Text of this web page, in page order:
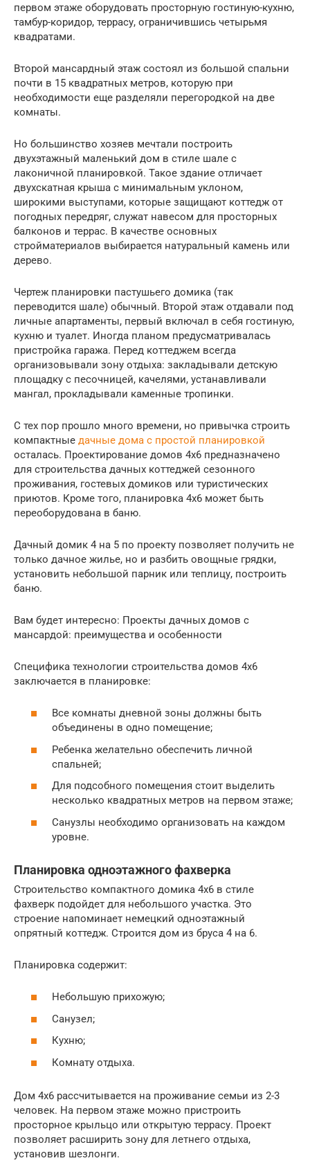
первом этаже оборудовать просторную гостиную-кухню,
тамбур-коридор, террасу, ограничившись четырьмя
квадратами.
Второй мансардный этаж состоял из большой спальни
почти в 15 квадратных метров, которую при
необходимости еще разделяли перегородкой на две
комнаты.
Но большинство хозяев мечтали построить
двухэтажный маленький дом в стиле шале с
лаконичной планировкой. Такое здание отличает
двухскатная крыша с минимальным уклоном,
широкими выступами, которые защищают коттедж от
погодных передряг, служат навесом для просторных
балконов и террас. В качестве основных
стройматериалов выбирается натуральный камень или
дерево.
Чертеж планировки пастушьего домика (так
переводится шале) обычный. Второй этаж отдавали под
личные апартаменты, первый включал в себя гостиную,
кухню и туалет. Иногда планом предусматривалась
пристройка гаража. Перед коттеджем всегда
организовывали зону отдыха: закладывали детскую
площадку с песочницей, качелями, устанавливали
мангал, прокладывали каменные тропинки.
С тех пор прошло много времени, но привычка строить
компактные дачные дома с простой планировкой
осталась. Проектирование домов 4х6 предназначено
для строительства дачных коттеджей сезонного
проживания, гостевых домиков или туристических
приютов. Кроме того, планировка 4х6 может быть
переоборудована в баню.
Дачный домик 4 на 5 по проекту позволяет получить не
только дачное жилье, но и разбить овощные грядки,
установить небольшой парник или теплицу, построить
баню.
Вам будет интересно: Проекты дачных домов с
мансардой: преимущества и особенности
Специфика технологии строительства домов 4х6
заключается в планировке:
Все комнаты дневной зоны должны быть
объединены в одно помещение;
Ребенка желательно обеспечить личной
спальней;
Для подсобного помещения стоит выделить
несколько квадратных метров на первом этаже;
Санузлы необходимо организовать на каждом
уровне.
Планировка одноэтажного фахверка
Строительство компактного домика 4х6 в стиле
фахверк подойдет для небольшого участка. Это
строение напоминает немецкий одноэтажный
опрятный коттедж. Строится дом из бруса 4 на 6.
Планировка содержит:
Небольшую прихожую;
Санузел;
Кухню;
Комнату отдыха.
Дом 4х6 рассчитывается на проживание семьи из 2-3
человек. На первом этаже можно пристроить
просторное крыльцо или открытую террасу. Проект
позволяет расширить зону для летнего отдыха,
установив шезлонги.